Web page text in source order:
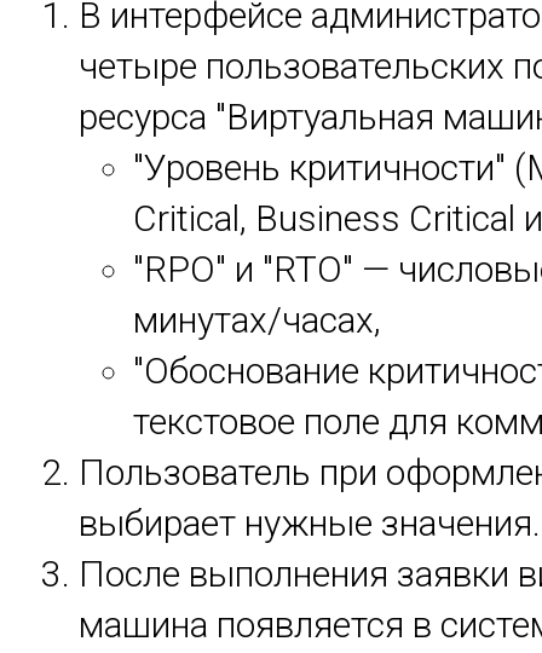
В интерфейсе
четыре пользовательских
ресурса "Виртуальная
"Уровень критичности"
Critical, Business Critical
"RPO" и "RTO" —
минутах/часах,
"Обоснование
текстовое поле для
Пользователь при
выбирает нужные значения.
После выполнения заявки
машина появляется в